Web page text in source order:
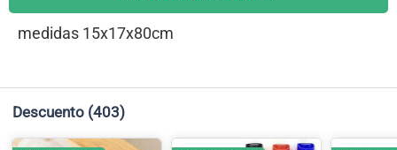
medidas 15x17x80cm
Descuento (403)